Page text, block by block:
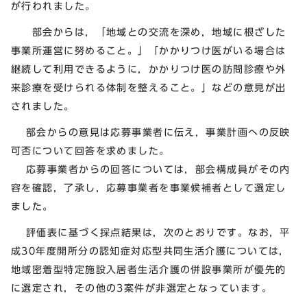
が行われました。
部会からは，「地域との交流を深め，地域に根ざした
事業所運営に努めること。」「かかりつけ医がいる場合は
継続して利用できるように，かかりつけ医の訪問診療や外
来診療を受けられる体制を整えること。」などの意見が出
されました。
部会からの意見は応募事業者に伝え，事業計画への反映
可否について回答を求めました。
応募事業者からの回答については，部会構成員がその内
容を確認，了承し，応募事業者を事業候補者として選定し
ました。
評価表に基づく採点結果は，次のとおりです。なお，平
成30年度開所分の認知症対応型共同生活介護については，
地域密着型特定施設入居者生活介護の併設事業所が優先的
に選定され，その他の3案件が非選定となっています。